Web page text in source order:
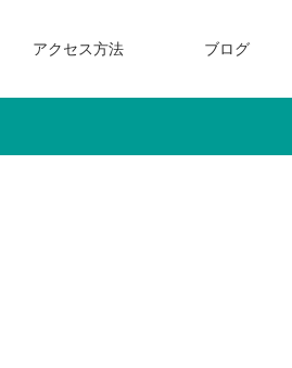
アクセス方法 ブログ